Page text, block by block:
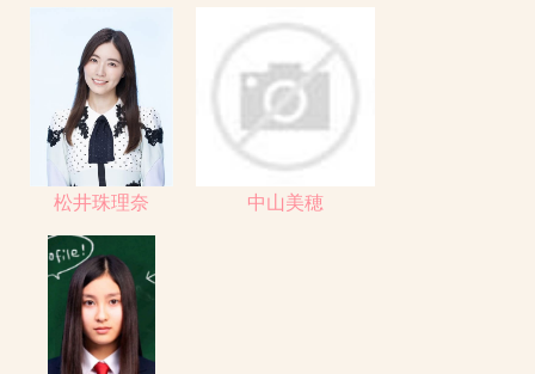
松井珠理奈 中山美穂